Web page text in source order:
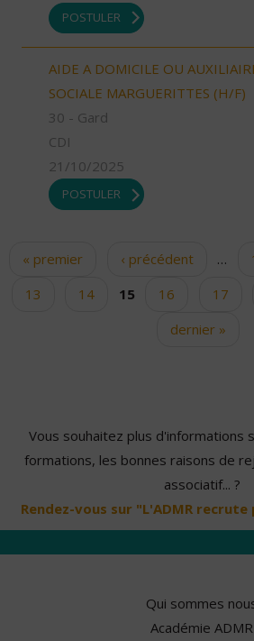
POSTULER
AIDE A DOMICILE OU
SOCIALE MARGUERITTES (H/F)
30 - Gard
CDI
21/10/2025
POSTULER
Pages
« premier ‹ précédent …
13
14 15 16 17
dernier »
Vous souhaitez plus d'informations
formations, les bonnes raisons de
associatif... ?
Rendez-vous sur "L'ADMR
Qui sommes
Académie ADMR